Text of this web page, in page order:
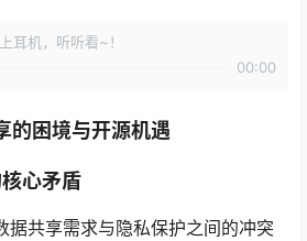
耳机，听听看~！
00:00
的困境与开源机遇
心矛盾
据共享需求与隐私保护之间的冲突